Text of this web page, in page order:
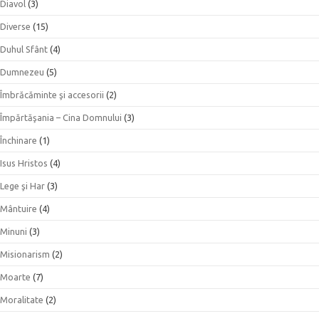
Diavol (3)
Diverse (15)
Duhul Sfânt (4)
Dumnezeu (5)
Îmbrăcăminte şi accesorii (2)
Împărtăşania – Cina Domnului (3)
Închinare (1)
Isus Hristos (4)
Lege şi Har (3)
Mântuire (4)
Minuni (3)
Misionarism (2)
Moarte (7)
Moralitate (2)